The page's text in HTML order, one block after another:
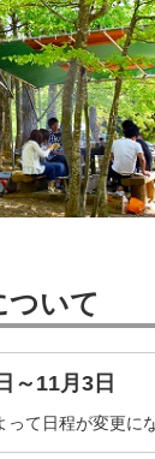
ついて
～11月3日
って日程が変更に